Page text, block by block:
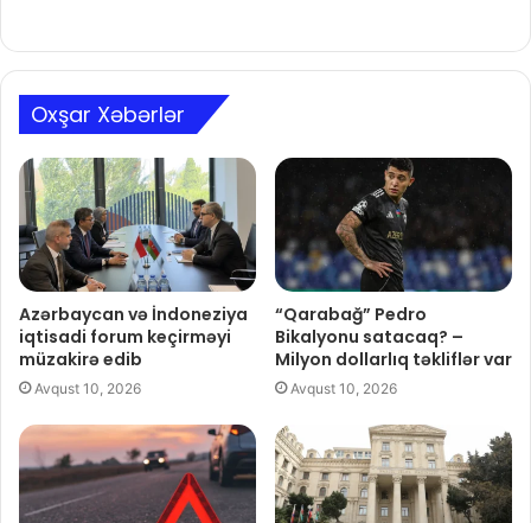
Oxşar Xəbərlər
Azərbaycan və İndoneziya
iqtisadi forum keçirməyi
müzakirə edib
Avqust 10, 2026
“Qarabağ” Pedro
Bikalyonu satacaq? –
Milyon dollarlıq təkliflər var
Avqust 10, 2026